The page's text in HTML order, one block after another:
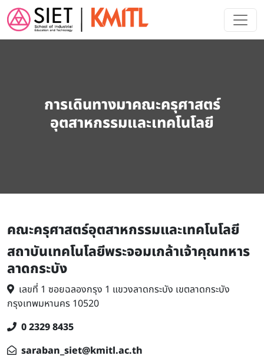
Skip to main content
การเดินทางมาคณะครุศาสตร์
อุตสาหกรรมและเทคโนโลยี
คณะครุศาสตร์อุตสาหกรรมและเทคโนโลยี
สถาบันเทคโนโลยีพระจอมเกล้าเจ้าคุณทหาร
ลาดกระบัง
เลขที่ 1 ซอยฉลองกรุง 1 แขวงลาดกระบัง เขตลาดกระบัง
กรุงเทพมหานคร 10520
0 2329 8435
saraban_siet@kmitl.ac.th